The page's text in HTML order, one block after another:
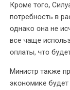
Кроме того,
потребность в
однако она не
все чаще
оплаты, что
Министр также
экономике